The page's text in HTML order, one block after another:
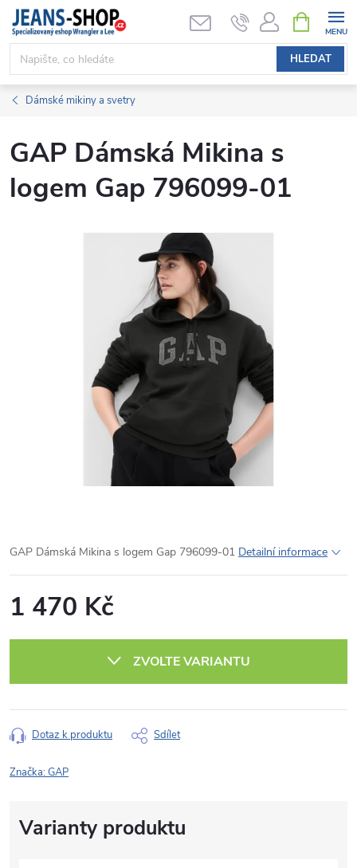
Přejít
obsah
HLEDAT
NÁKUPNÍ
KOŠÍK
Dámské mikiny a svetry
GAP Dámská Mikina s
logem Gap 796099-01
GAP Dámská Mikina s logem Gap 796099-01 Detailní informace
1 470 Kč
ZVOLTE VARIANTU
Dotaz k produktu Sdílet
Značka:GAP